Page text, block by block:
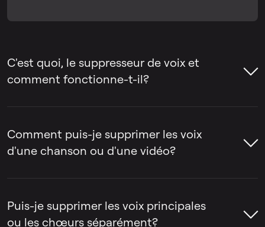
C'est quoi, le suppresseur de voix et
comment fonctionne-t-il?
à supprimer la voix d'une chanson ou à
séparer la voix de l'instrumental. Les gens
pistes pour le remixage, le montage et la
Comment puis-je supprimer les voix
d'une chanson ou d'une vidéo?
être utilisé pour supprimer la voix d'une
chanson ou d'une vidéo en quelques
Puis-je supprimer les voix principales
ou les chœurs séparément?